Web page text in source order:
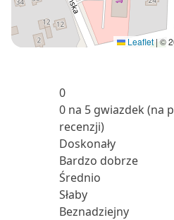
Leaflet | ©
0
0 na 5 gwiazdek (na
recenzji)
Doskonały
Bardzo dobrze
Średnio
Słaby
Beznadziejny